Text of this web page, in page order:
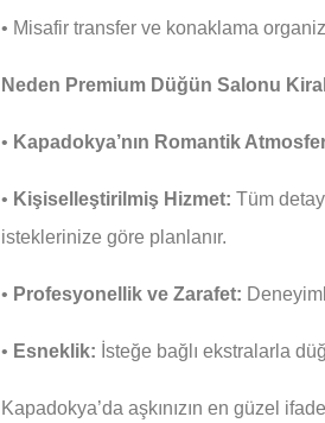
• Misafir transfer ve konaklama
Neden Premium Düğün Salonu
• Kapadokya’nın Romantik
• Kişiselleştirilmiş Hizmet: Tüm
isteklerinize göre planlanır.
• Profesyonellik ve Zarafet:
• Esneklik: İsteğe bağlı ekstralarla
Kapadokya’da aşkınızın en güzel